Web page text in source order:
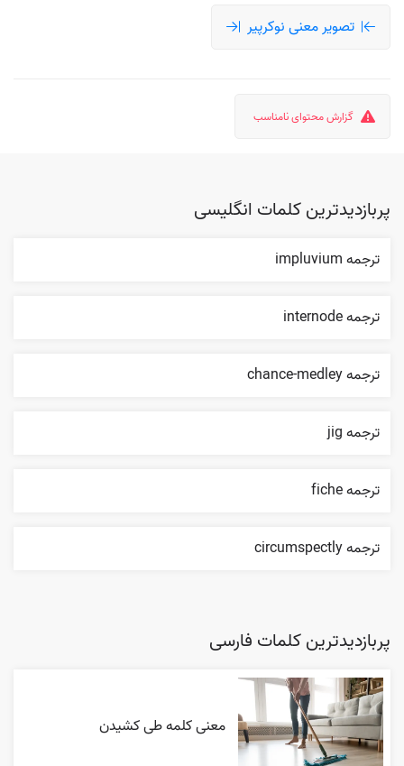
تصویر معنی نوکرپیر
گزارش محتوای نامناسب
پربازدیدترین کلمات انگلیسی
ترجمه impluvium
ترجمه internode
ترجمه chance-medley
ترجمه jig
ترجمه fiche
ترجمه circumspectly
پربازدیدترین کلمات فارسی
معنی کلمه طی کشیدن